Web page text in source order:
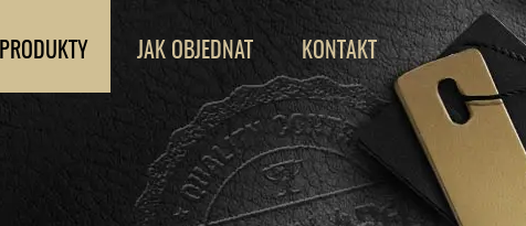
PRODUKTY JAK OBJEDNAT KONTAKT